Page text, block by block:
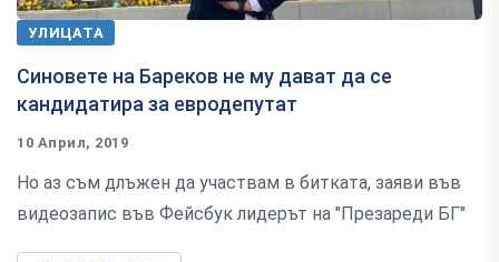
УЛИЦАТА
Синовете на Бареков не му дават да се
кандидатира за евродепутат
10 Април, 2019
Но аз съм длъжен да участвам в битката, заяви във
видеозапис във Фейсбук лидерът на "Презареди БГ"